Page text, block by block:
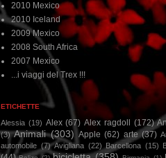
2010 Mexico
2010 Iceland
2009 Mexico
2008 South Africa
2007 Mexico
...i viaggi del Trex !!!
ETICHETTE
Alessia (19) Alex (67) Alex ragdoll (172)
(3) Animali (303) Apple (62) arte (37)
automobile (7) Avigliana (22) Barcellona (15)